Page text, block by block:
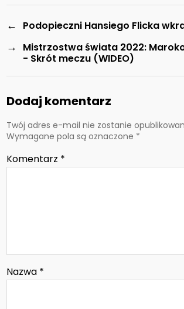
← Podopieczni Hansiego Flicka
→
Mistrzostwa świata 2022:
- Skrót meczu (WIDEO)
Dodaj komentarz
Twój adres e-mail nie zostanie
Wymagane pola są oznaczone *
Komentarz *
Nazwa *